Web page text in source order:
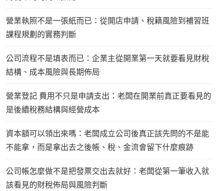
營業執照不是一張紙而已：從開店申請、稅籍風險到補習班
課程規劃的實務判斷
公司流程不是填表而已：企業主從開業第一天就要看見財稅
結構、成本風險與長期佈局
營業登記 費用不只是申請支出：老闆在開業前真正要看見的
是後續稅務結構與經營成本
資本額可以領出來嗎：老闆成立公司後真正該先問的不是能
不能拿，而是拿出去之後帳、稅、金流會留下什麼痕跡
公司帳怎麼做不是把發票交出去就好：老闆從第一筆收入就
該看見的財稅佈局與風險判斷